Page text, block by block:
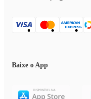
Baixe o App